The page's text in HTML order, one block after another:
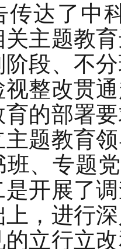
传达了中
关主题教
段、不
视整改贯
育的部署
主题教育
、专题
开展了
上，进行
的立行立